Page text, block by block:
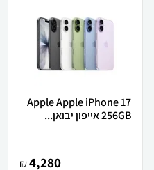
Apple Apple iPhone 17
256GB אייפון יבואן...
4,280
₪